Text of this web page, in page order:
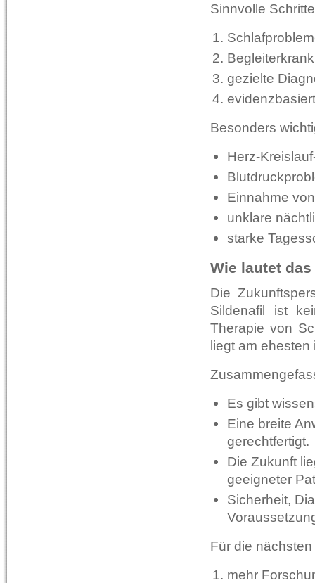
Sinnvolle
gezielte
Besonders
Herz-
Einnahme
unklare
starke
Wie lautet
Die
Sildenafil ist
Therapie von
liegt am
Es gibt
Eine breite
gerechtfertigt.
Die Zukunft
geeigneter
Sicherheit,
Für die
mehr